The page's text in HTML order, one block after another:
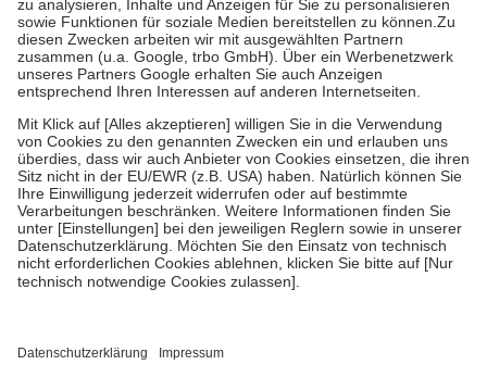
Bei Heilmitteln und häuslicher Krankenpflege beträgt die
Zuzahlung zehn Prozent der Kosten sowie zehn Euro je
Verordnung.
Um das Engagement der Versicherten für ihre eigene Gesundheit zu
stärken und die besondere Stellung der Familie zu unterstützen,
fallenkeine Zuzahlungenan bei:
• Kindern und Jugendlichen bis zum vollendeten 18. Lebensjahr
mit Ausnahme der Fahrkosten
• Untersuchungen zur Vorsorge und Früherkennung, die von der
GKV getragen werden
• empfohlenen Schutzimpfungen
• Harn- und Blutteststreifen
getroffen, um sicherzustellen, dass es sich um echte Bewertungen